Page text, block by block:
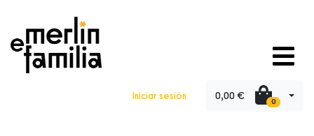
Iniciar sesión 0,00 € 0